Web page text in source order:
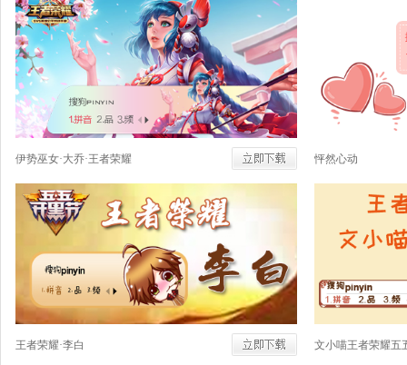
伊势巫女·大乔·王者荣耀 怦然心动
王者荣耀·李白 文小喵王者荣耀五